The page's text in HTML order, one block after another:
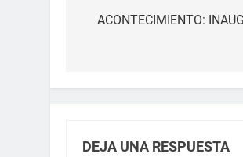
deACONTECIMIENTO:
DEJA UNA RESPUESTA